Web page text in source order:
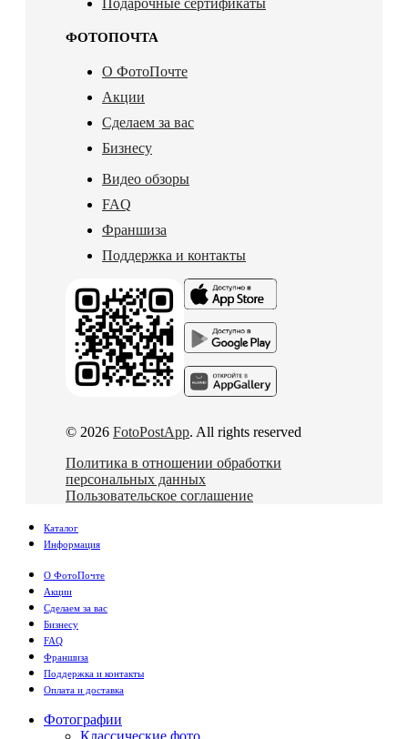
ФОТОПОЧТА
О ФотоПочте
Акции
Сделаем за вас
Бизнесу
Видео обзоры
FAQ
Франшиза
Поддержка и контакты
© 2026 FotoPostApp. All rights reserved
Политика в отношении обработки
персональных данных
Пользовательское соглашение
Каталог
Информация
О ФотоПочте
Акции
Сделаем за вас
Бизнесу
FAQ
Франшиза
Поддержка и контакты
Оплата и доставка
Фотографии
Классические фото